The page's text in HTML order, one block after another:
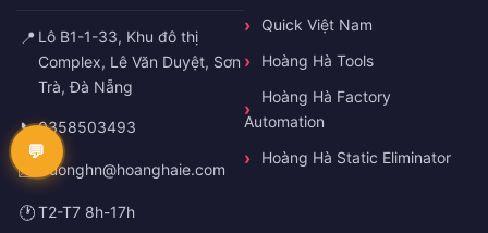
📍 Lô B1-1-33, Khu đô thị
Complex, Lê Văn Duyệt, Sơn
Trà, Đà Nẵng
📞0358503493
✉️ truonghn@hoanghaie.com
🕐T2-T7 8h-17h
Quick Việt Nam
Hoàng Hà Tools
Hoàng Hà Factory
Automation
Hoàng Hà Static Eliminator